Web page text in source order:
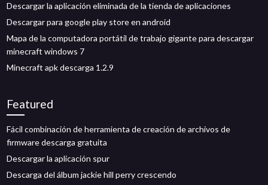
Descargar la aplicación eliminada de la tienda de aplicaciones
Descargar para google play store en android
Mapa de la computadora portátil de trabajo gigante para descargar
minecraft windows 7
Minecraft apk descarga 1.2.9
Featured
Fácil combinación de herramienta de creación de archivos de
firmware descarga gratuita
Descargar la aplicación spur
Descarga del álbum jackie hill perry crescendo